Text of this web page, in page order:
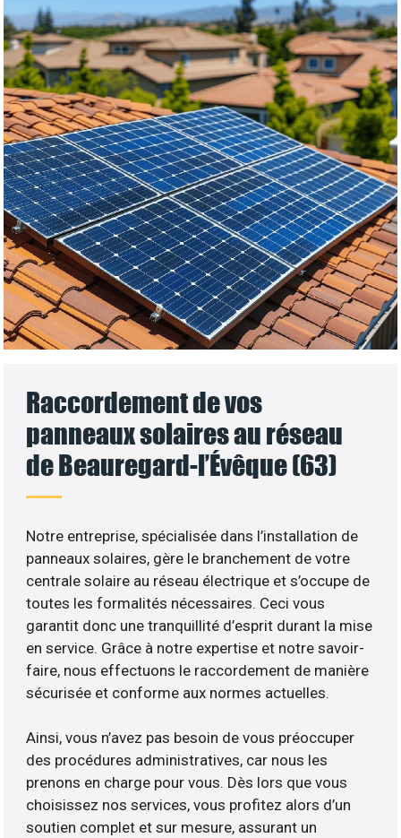
Raccordement de vos
panneaux solaires au réseau
de Beauregard-l’Évêque (63)
Notre entreprise, spécialisée dans l’installation de
panneaux solaires, gère le branchement de votre
centrale solaire au réseau électrique et s’occupe de
toutes les formalités nécessaires. Ceci vous
garantit donc une tranquillité d’esprit durant la mise
en service. Grâce à notre expertise et notre savoir-
faire, nous effectuons le raccordement de manière
sécurisée et conforme aux normes actuelles.
Ainsi, vous n’avez pas besoin de vous préoccuper
des procédures administratives, car nous les
prenons en charge pour vous. Dès lors que vous
choisissez nos services, vous profitez alors d’un
soutien complet et sur mesure, assurant un